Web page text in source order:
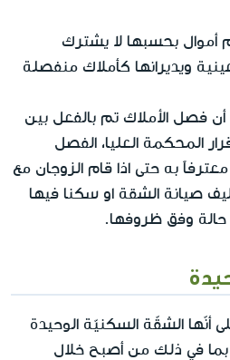
أموال بحسبها لا يشترك
ويديرانها كأملاك منفصلة
فصل الأملاك تم بالفعل بين
المحكمة العليا، الفصل
به حتى اذا قام الزوجان مع
صيانة الشقة او سكنا فيها
وفق ظروفها.
أنّها الشقّة السكنيّة الوحيدة
بما في ذلك من أصبح خلال